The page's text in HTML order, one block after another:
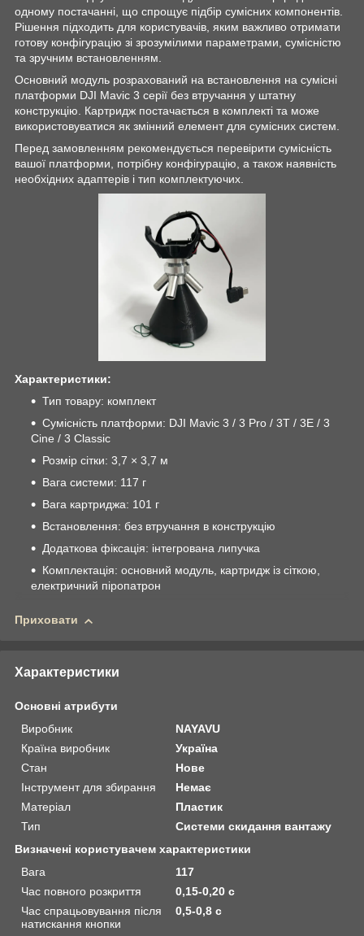
одному постачанні, що спрощує підбір сумісних компонентів.
Рішення підходить для користувачів, яким важливо отримати
готову конфігурацію зі зрозумілими параметрами, сумісністю
та зручним встановленням.
Основний модуль розрахований на встановлення на сумісні
платформи DJI Mavic 3 серії без втручання у штатну
конструкцію. Картридж постачається в комплекті та може
використовуватися як змінний елемент для сумісних систем.
Перед замовленням рекомендується перевірити сумісність
вашої платформи, потрібну конфігурацію, а також наявність
необхідних адаптерів і тип комплектуючих.
Характеристики:
Тип товару: комплект
Сумісність платформи: DJI Mavic 3 / 3 Pro / 3T / 3E / 3
Cine / 3 Classic
Розмір сітки: 3,7 × 3,7 м
Вага системи: 117 г
Вага картриджа: 101 г
Встановлення: без втручання в конструкцію
Додаткова фіксація: інтегрована липучка
Комплектація: основний модуль, картридж із сіткою,
електричний піропатрон
Приховати
Характеристики
Основні атрибути
Виробник
NAYAVU
Країна виробник
Україна
Стан
Нове
Інструмент для збирання
Немає
Матеріал
Пластик
Тип
Системи скидання вантажу
Визначені користувачем характеристики
Вага
117
Час повного розкриття
0,15-0,20 с
Час спрацьовування після
натискання кнопки
0,5-0,8 с